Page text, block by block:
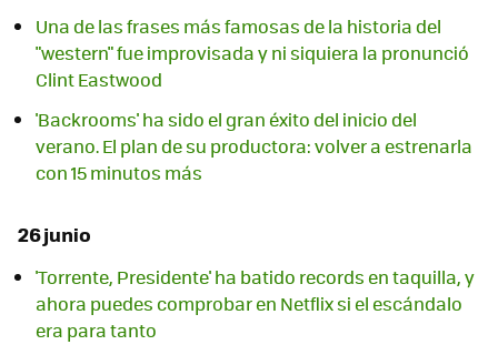
Una de las frases más famosas de la historia del
"western" fue improvisada y ni siquiera la pronunció
Clint Eastwood
'Backrooms' ha sido el gran éxito del inicio del
verano. El plan de su productora: volver a estrenarla
con 15 minutos más
26 junio
'Torrente, Presidente' ha batido records en taquilla, y
ahora puedes comprobar en Netflix si el escándalo
era para tanto